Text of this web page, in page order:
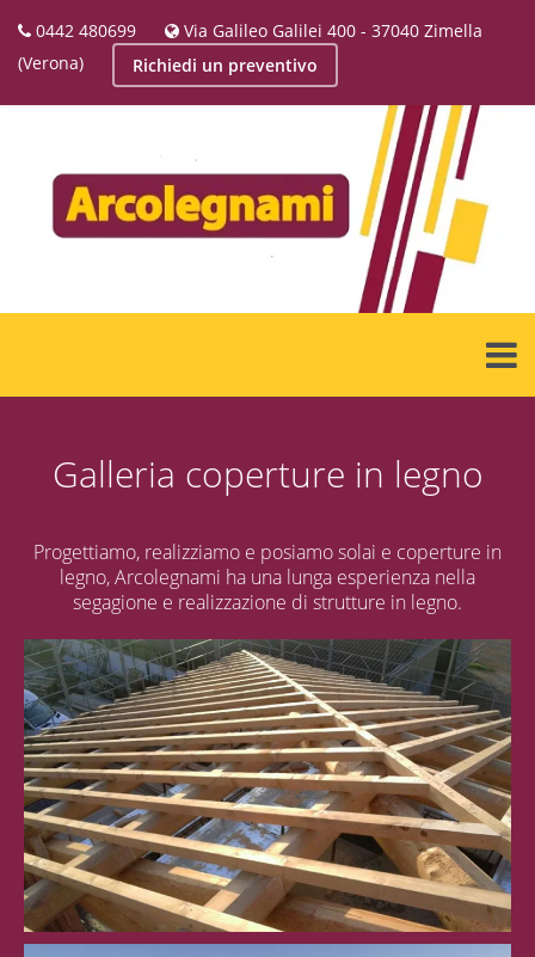
0442 480699
Via Galileo Galilei 400 - 37040 Zimella
(Verona)
Richiedi un preventivo
Galleria coperture in legno
Progettiamo, realizziamo e posiamo solai e coperture in
legno, Arcolegnami ha una lunga esperienza nella
segagione e realizzazione di strutture in legno.